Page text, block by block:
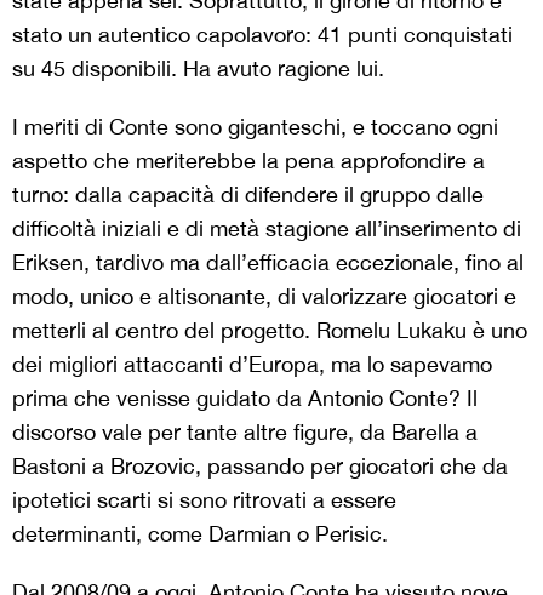
stato un autentico capolavoro: 41 punti conquistati
su 45 disponibili. Ha avuto ragione lui.
I meriti di Conte sono giganteschi, e toccano ogni
aspetto che meriterebbe la pena approfondire a
turno: dalla capacità di difendere il gruppo dalle
difficoltà iniziali e di metà stagione all’inserimento di
Eriksen, tardivo ma dall’efficacia eccezionale, fino al
modo, unico e altisonante, di valorizzare giocatori e
metterli al centro del progetto. Romelu Lukaku è uno
dei migliori attaccanti d’Europa, ma lo sapevamo
prima che venisse guidato da Antonio Conte? Il
discorso vale per tante altre figure, da Barella a
Bastoni a Brozovic, passando per giocatori che da
ipotetici scarti si sono ritrovati a essere
determinanti, come Darmian o Perisic.